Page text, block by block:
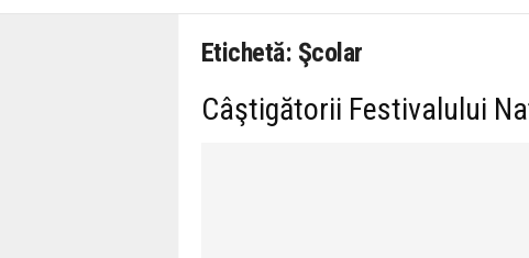
Etichetă: Şcolar
Câştigătorii Festivalului